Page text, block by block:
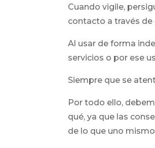
Cuando vigile,
contacto a través
Al usar de forma
servicios o por ese
Siempre que se
Por todo ello,
qué, ya que las
de lo que uno